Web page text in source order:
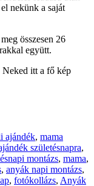
nekünk a saját
összesen 26
együtt.
itt a fő kép
ajándék, mama
születésnapra,
montázs, mama,
, anyák napi montázs,
, fotókollázs, Anyák